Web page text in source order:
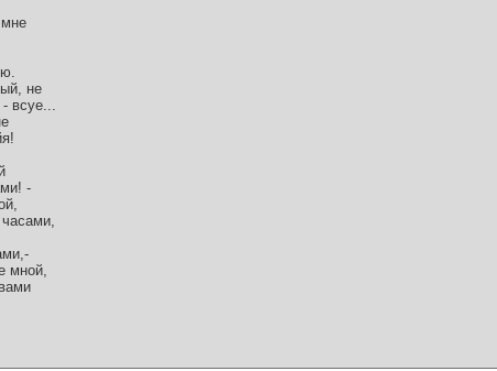
не
всуе...
-
мной,